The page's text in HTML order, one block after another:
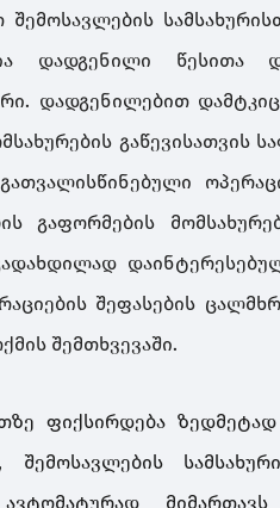
დადგენილი წესითა
დადგენილებით
გაწევისათვის
გაფორმების
შეფასების
შემთხვევაში.
ფიქსირდება
შემოსავლების